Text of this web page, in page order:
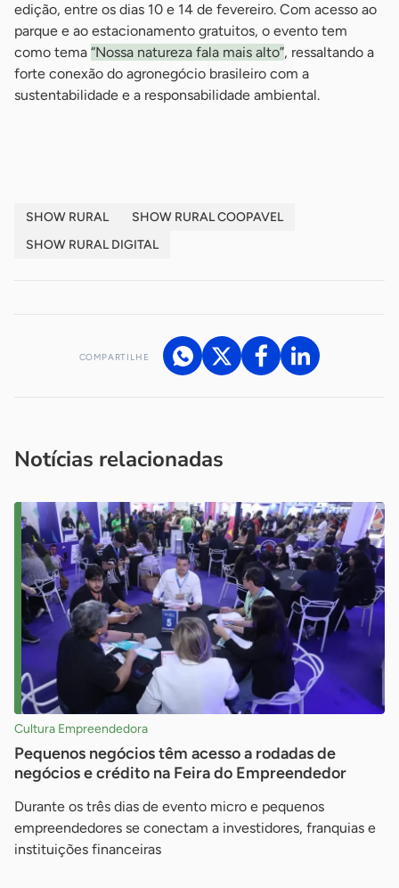
edição, entre os dias 10 e 14 de fevereiro. Com acesso ao
parque e ao estacionamento gratuitos, o evento tem
como tema “Nossa natureza fala mais alto”, ressaltando a
forte conexão do agronegócio brasileiro com a
sustentabilidade e a responsabilidade ambiental.
SHOW RURAL
SHOW RURAL COOPAVEL
SHOW RURAL DIGITAL
COMPARTILHE
Notícias relacionadas
Cultura Empreendedora
Pequenos negócios têm acesso a rodadas de
negócios e crédito na Feira do Empreendedor
Durante os três dias de evento micro e pequenos
empreendedores se conectam a investidores, franquias e
instituições financeiras